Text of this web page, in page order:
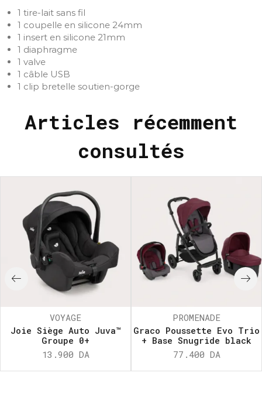
1 tire-lait sans fil
1 coupelle en silicone 24mm
1 insert en silicone 21mm
1 diaphragme
1 valve
1 câble USB
1 clip bretelle soutien-gorge
Articles récemment
consultés
VOYAGE
Joie Siège Auto Juva™
Groupe 0+
13.900 DA
PROMENADE
Graco Poussette Evo Trio
+ Base Snugride black
77.400 DA